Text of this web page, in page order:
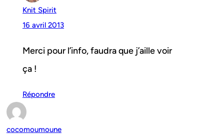
Knit Spirit
16 avril 2013
Merci pour l’info, faudra que j’aille voir
ça !
Répondre
cocomoumoune